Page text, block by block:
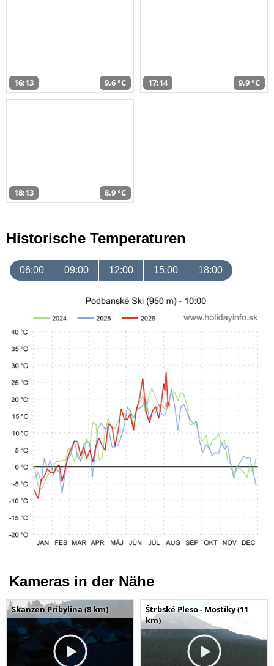
16:13 9,6 °C 17:14 9,9 °C
18:13 8,9 °C
Historische Temperaturen
06:00 09:00 12:00 15:00 18:00
Kameras in der Nähe
Skanzen Pribylina (8 km)
Štrbské Pleso - Mostíky (11
km)